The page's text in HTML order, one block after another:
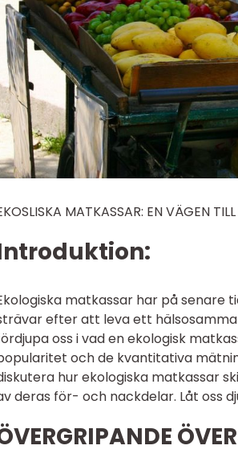
MATKASSAR: EN VÄGEN
matkassar har på
efter att leva ett
oss i vad en ekologisk
och de kvantitativa
hur ekologiska matkassar
deras för- och nackdelar. Låt oss